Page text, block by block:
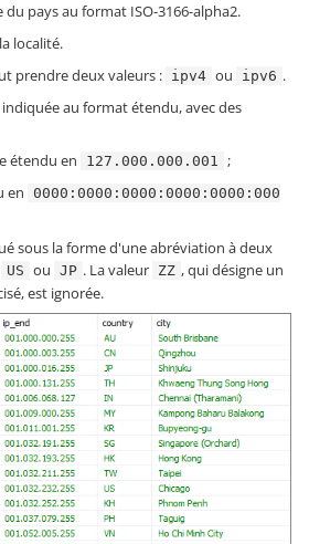
du pays au format ISO-3166-alpha2.
localité.
prendre deux valeurs : ipv4 ou ipv6 .
indiquée au format étendu, avec des
étendu en 127.000.000.001 ;
en 0000:0000:0000:0000:0000:000
sous la forme d'une abréviation à deux
US ou JP . La valeur ZZ , qui désigne un
est ignorée.